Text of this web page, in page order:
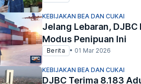
KEBIJAKAN BEA DAN CUKAI
Jelang Lebaran,
Modus Penipuan Ini
Berita • 01 Mar 2026
KEBIJAKAN BEA DAN CUKAI
DJBC Terima 8.183